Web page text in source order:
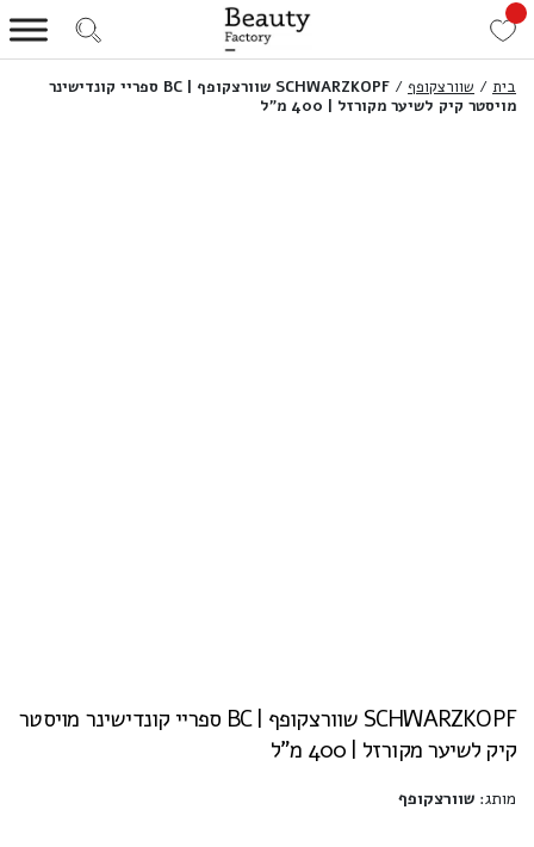
בית / שוורצקופף /
SCHWARZKOPF שוורצקופף | BC ספריי קונדישינר
מויסטר קיק לשיער מקורזל | 400 מ”ל
SCHWARZKOPF שוורצקופף | BC ספריי קונדישינר מויסטר
קיק לשיער מקורזל | 400 מ"ל
מותג: שוורצקופף